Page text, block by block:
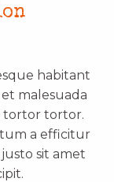
habitant
malesuada
tortor tortor.
a efficitur
sit amet